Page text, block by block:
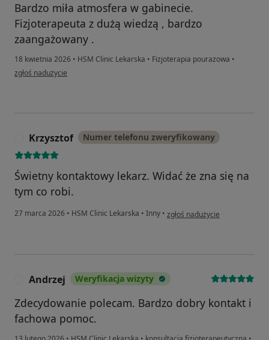
Bardzo miła atmosfera w gabinecie.
Fizjoterapeuta z dużą wiedzą , bardzo
zaangażowany .
18 kwietnia 2026 • HSM Clinic Lekarska • Fizjoterapia pourazowa •
w opinii użytkownika Ewa
zgłoś nadużycie
Krzysztof Numer telefonu zweryfikowany
Świetny kontaktowy lekarz. Widać że zna się na
tym co robi.
27 marca 2026 • HSM Clinic Lekarska • Inny • w opinii użytkownika Krzysztof
zgłoś nadużycie
Andrzej Weryfikacja wizyty
Zdecydowanie polecam. Bardzo dobry kontakt i
fachowa pomoc.